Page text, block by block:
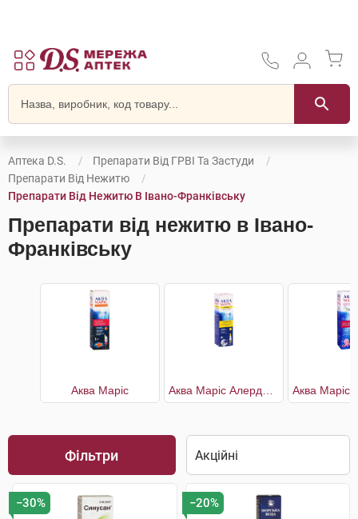
Аптека D.S.
Препарати Від ГРВІ Та Застуди
Препарати Від Нежитю
Препарати Від Нежитю В Івано-Франківську
Препарати від нежитю в Івано-
Франківську
Аква Маріс
Фільтри
−30% −20%